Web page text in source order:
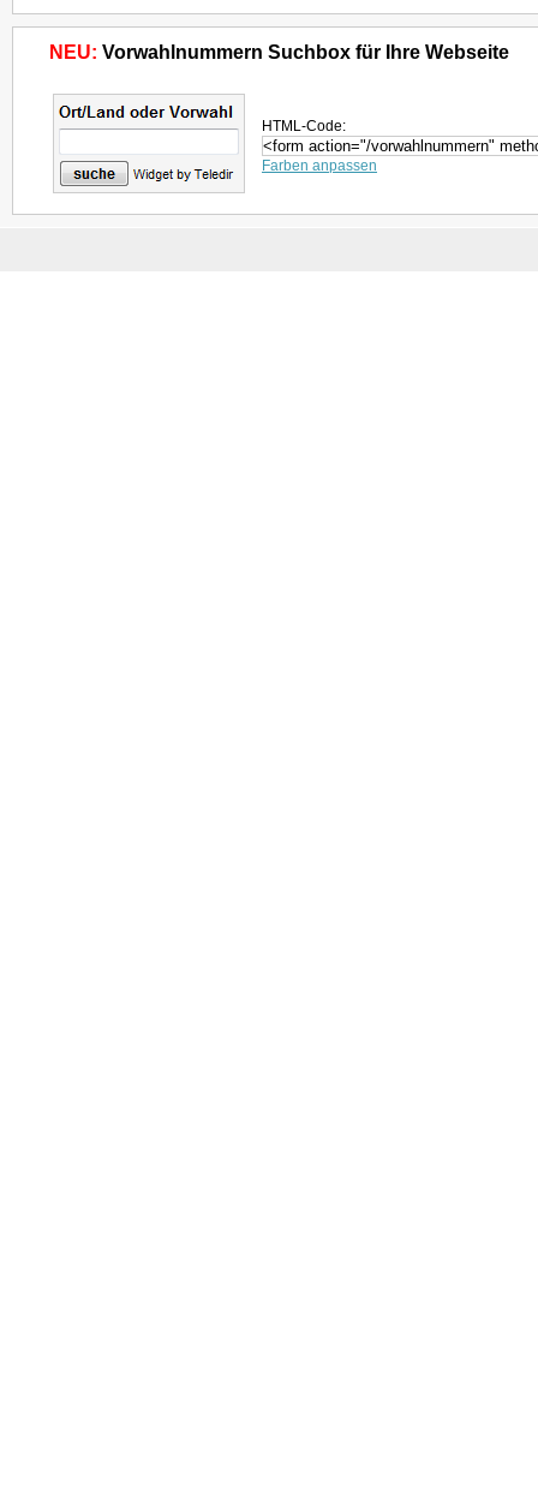
NEU: Vorwahlnummern Suchbox für Ihre Webseite
HTML-Code:
Farben anpassen